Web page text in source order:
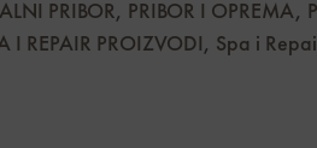
PRIBOR, PRIBOR I OPREMA,
I REPAIR PROIZVODI , Spa i